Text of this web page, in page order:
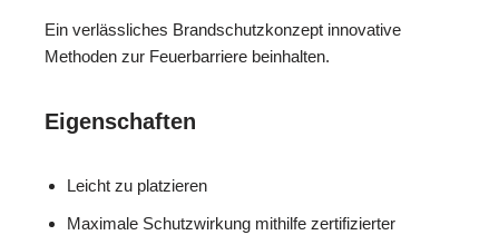
Ein verlässliches Brandschutzkonzept innovative
Methoden zur Feuerbarriere beinhalten.
Eigenschaften
Leicht zu platzieren
Maximale Schutzwirkung mithilfe zertifizierter